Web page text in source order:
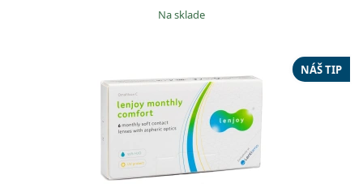
na sklade
NÁŠ TIP